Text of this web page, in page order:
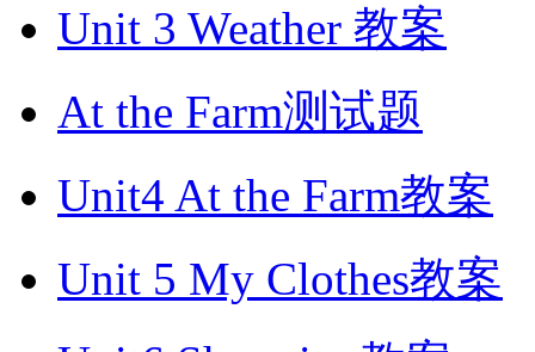
Unit 3 Weather 教案
At the Farm测试题
Unit4 At the Farm教案
Unit 5 My Clothes教案